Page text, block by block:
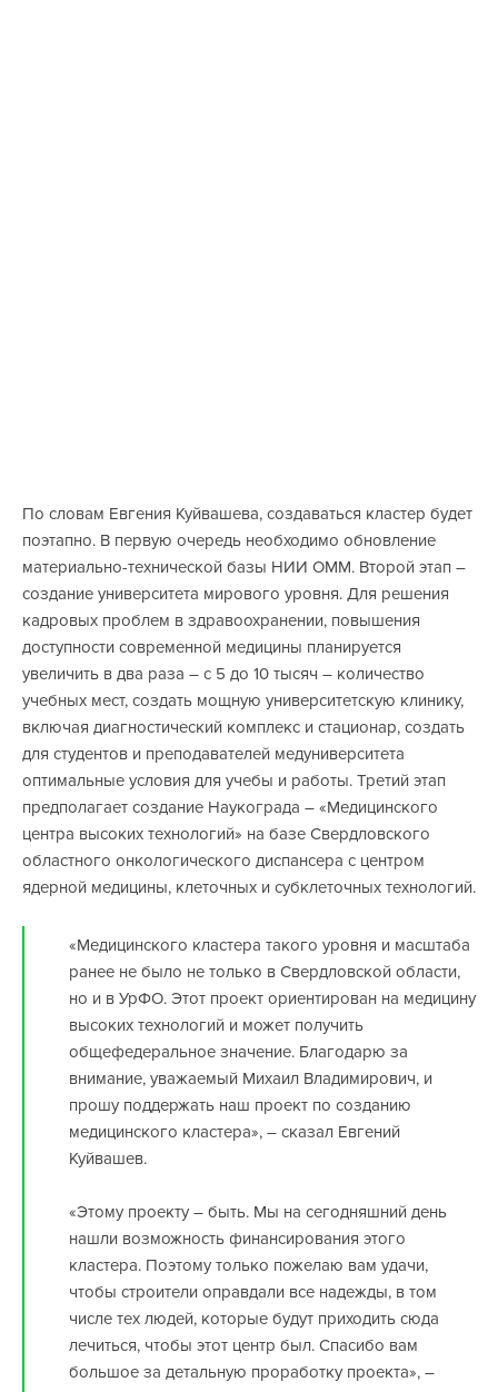
По словам Евгения Куйвашева, создаваться кластер будет
поэтапно. В первую очередь необходимо обновление
материально-технической базы НИИ ОММ. Второй этап –
создание университета мирового уровня. Для решения
кадровых проблем в здравоохранении, повышения
доступности современной медицины планируется
увеличить в два раза – с 5 до 10 тысяч – количество
учебных мест, создать мощную университетскую клинику,
включая диагностический комплекс и стационар, создать
для студентов и преподавателей медуниверситета
оптимальные условия для учебы и работы. Третий этап
предполагает создание Наукограда – «Медицинского
центра высоких технологий» на базе Свердловского
областного онкологического диспансера с центром
ядерной медицины, клеточных и субклеточных технологий.
«Медицинского кластера такого уровня и масштаба
ранее не было не только в Свердловской области,
но и в УрФО. Этот проект ориентирован на медицину
высоких технологий и может получить
общефедеральное значение. Благодарю за
внимание, уважаемый Михаил Владимирович, и
прошу поддержать наш проект по созданию
медицинского кластера», – сказал Евгений
Куйвашев.
«Этому проекту – быть. Мы на сегодняшний день
нашли возможность финансирования этого
кластера. Поэтому только пожелаю вам удачи,
чтобы строители оправдали все надежды, в том
числе тех людей, которые будут приходить сюда
лечиться, чтобы этот центр был. Спасибо вам
большое за детальную проработку проекта», –